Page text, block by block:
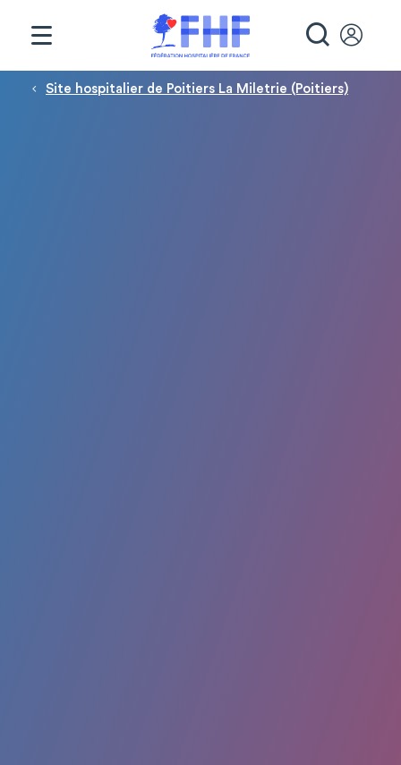
Fil d'Ariane
Site hospitalier de Poitiers La Miletrie (Poitiers)
Panneau de gestion des cookies